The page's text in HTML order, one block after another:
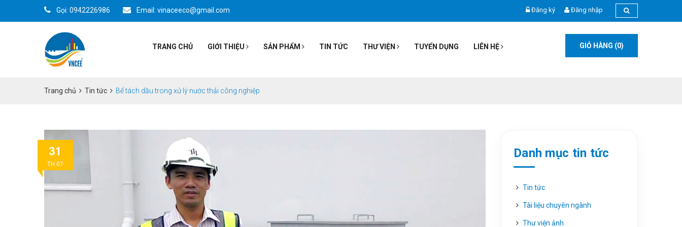
Gọi: 0942226986 Email: vinaceeco@gmail.com Đăng ký Đăng nhập
TRANG CHỦ GIỚI THIỆU SẢN PHẨM TIN TỨC THƯ VIỆN TUYỂN DỤNG LIÊN HỆ GIỎ HÀNG (0)
Trang chủ Tin tức Bể tách dầu trong xử lý nước thải công nghiệp
31
TH 07
Danh mục tin tức
Tin tức
Tài liệu chuyên ngành
Thư viện ảnh